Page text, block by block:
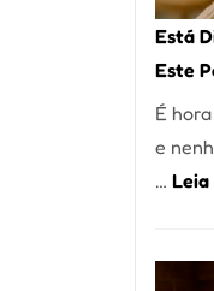
Está
Este
É
e
… Leia